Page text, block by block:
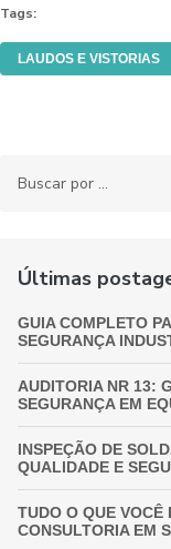
Tags:
LAUDOS E VISTORIAS
Últimas
GUIA COMPLETO
SEGURANÇA
AUDITORIA NR 13:
SEGURANÇA EM
INSPEÇÃO DE
QUALIDADE E
TUDO O QUE VOCÊ
CONSULTORIA EM